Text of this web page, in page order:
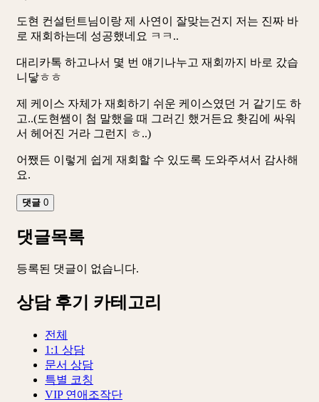
도현 컨설턴트님이랑 제 사연이 잘맞는건지 저는 진짜 바
로 재회하는데 성공했네요 ㅋㅋ..
대리카톡 하고나서 몇 번 얘기나누고 재회까지 바로 갔습
니닿ㅎㅎ
제 케이스 자체가 재회하기 쉬운 케이스였던 거 같기도 하
고..(도현쌤이 첨 말했을 때 그러긴 했거든요 홧김에 싸워
서 헤어진 거라 그런지 ㅎ..)
어쨌든 이렇게 쉽게 재회할 수 있도록 도와주셔서 감사해
요.
댓글 0
댓글목록
등록된 댓글이 없습니다.
상담 후기 카테고리
전체
1:1 상담
문서 상담
특별 코칭
VIP 연애조작단